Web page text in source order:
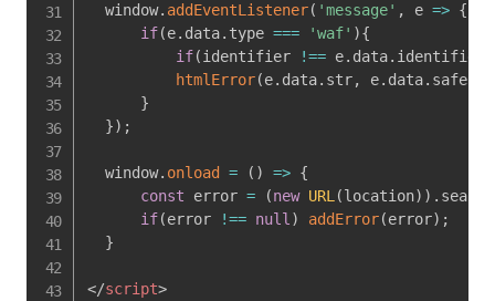
  window
. addEventListener( 'message' , e => {
if(e. data. type === 'waf' ){
if(identifier !== e. data. identifier
htmlError(e. data. str, e. data. safe)
}
}) ;
  window
. onload = ( ) => {
const error = (new URL(location) ) .
if(error !== null) addError(error) ;
}
</script>